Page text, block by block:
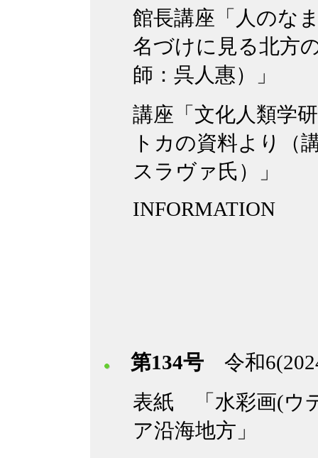
館長講座「人のな
名づけに見る北方
師：呉人惠）」
講座「文化人類学
トカの資料より
スラヴァ氏）」
INFORMATION
第134号 令和
表紙 「水彩画(ウ
ア沿海地方」